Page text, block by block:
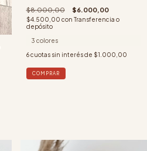
$8.000,00 $6.000,00
$4.500,00 con Transferencia o
depósito
3 colores
6 cuotas sin interés de $1.000,00
COMPRAR